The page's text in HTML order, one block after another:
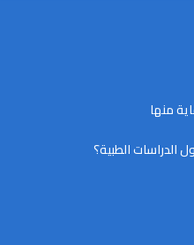
منها
الدراسات الطبية؟